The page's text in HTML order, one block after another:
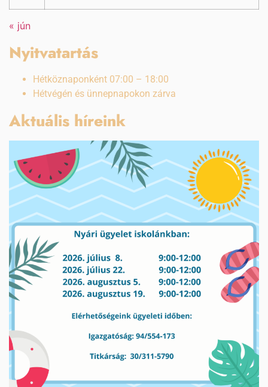
« jún
Nyitvatartás
Hétköznaponként 07:00 – 18:00
Hétvégén és ünnepnapokon zárva
Aktuális híreink